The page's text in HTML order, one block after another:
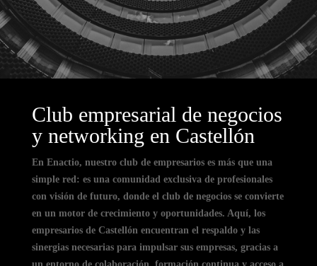
Club empresarial de negocios
y networking en Castellón
En Enactio, nuestro club de empresarios es más que una
simple red: es una comunidad exclusiva de profesionales
con visión de futuro, donde el club de negocios se convierte
en un motor de crecimiento y oportunidades. Aquí, los
empresarios de Castellón encuentran el respaldo y las
sinergias necesarias para impulsar sus empresas, gracias a